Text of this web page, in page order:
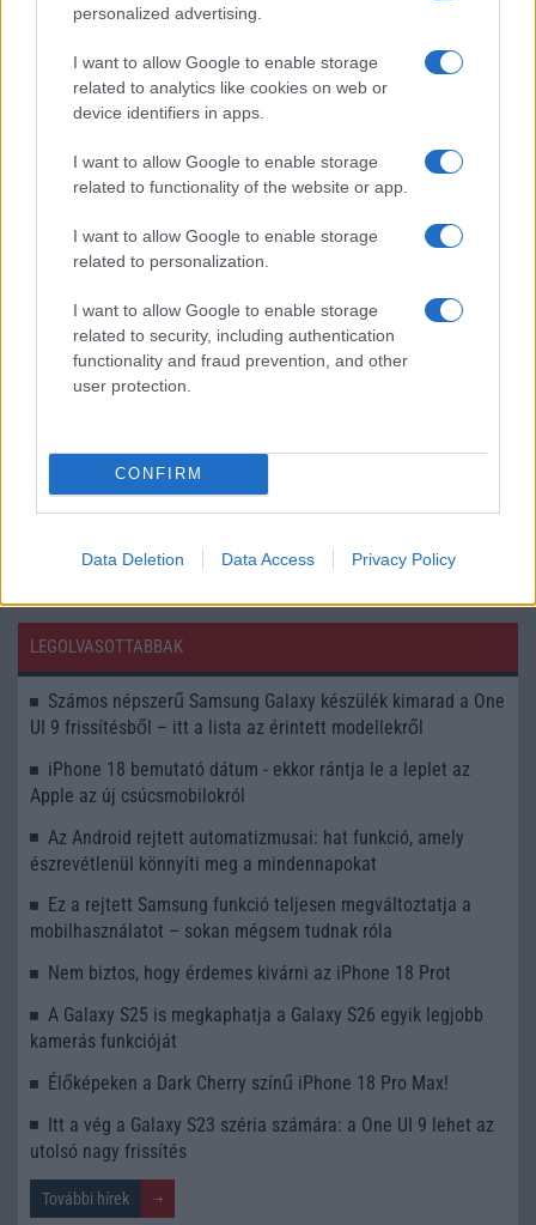
personalized advertising.
I want to allow Google to enable storage
related to analytics like cookies on web or
device identifiers in apps.
I want to allow Google to enable storage
related to functionality of the website or app.
I want to allow Google to enable storage
related to personalization.
I want to allow Google to enable storage
related to security, including authentication
functionality and fraud prevention, and other
user protection.
CONFIRM
Data Deletion Data Access Privacy Policy
a mobilpiacon
A OnePlus 16 végre elhozhatja a kávamentes kijelzők
korszakát
A OnePlus nem tűnik el, de elveszti önállóságát: az OPPO-
Fordulat Európában: a OnePlus már az OPPO készülékeit
A OnePlus európai jövője kérdéses, egyre több felhasználó
Véget ér egy legenda - Ez lehet a OnePlus utolsó hete
önálló márkaként
Újabb pletyka rengetheti meg az Android piacát: a OnePlus
Egy korszaknak vége: a OnePlus hivatalosan is kivonul
Európából és Észak-Amerikából
LEGOLVASOTTABBAK
Számos népszerű Samsung Galaxy készülék kimarad a One
UI 9 frissítésből – itt a lista az érintett modellekről
iPhone 18 bemutató dátum - ekkor rántja le a leplet az
Apple az új csúcsmobilokról
Az Android rejtett automatizmusai: hat funkció, amely
észrevétlenül könnyíti meg a mindennapokat
Ez a rejtett Samsung funkció teljesen megváltoztatja a
mobilhasználatot – sokan mégsem tudnak róla
Nem biztos, hogy érdemes kivárni az iPhone 18 Prot
A Galaxy S25 is megkaphatja a Galaxy S26 egyik legjobb
kamerás funkcióját
Élőképeken a Dark Cherry színű iPhone 18 Pro Max!
Itt a vég a Galaxy S23 széria számára: a One UI 9 lehet az
utolsó nagy frissítés
További hírek